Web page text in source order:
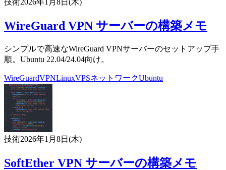
技術2026年1月8日(木)
WireGuard VPN サーバーの構築メモ
シンプルで高速なWireGuard VPNサーバーのセットアップ手
順。Ubuntu 22.04/24.04向け。
WireGuardVPNLinuxVPSネットワークUbuntu
技術2026年1月8日(木)
SoftEther VPN サーバーの構築メモ